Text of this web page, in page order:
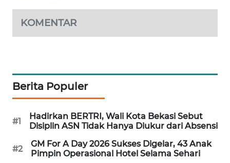
KOMENTAR
Berita Populer
#1
Hadirkan BERTRI, Wali Kota Bekasi Sebut
Disiplin ASN Tidak Hanya Diukur dari Absensi
#2
GM For A Day 2026 Sukses Digelar, 43 Anak
Pimpin Operasional Hotel Selama Sehari
NEWS
ENERGI
NEWS
CILEUNGSI
NEWS
BERKAT